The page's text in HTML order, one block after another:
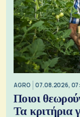
AGRO 07.08.2026,
Ποιοι
Τα κριτήρια